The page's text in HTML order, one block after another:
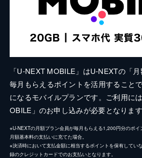
「U-NEXT MOBILE」はU-NEXTの「
毎月もらえるポイントを活用すること
になるモバイルプランです。ご利用に
OBILE」のお申し込みが必要となります
※U-NEXTの月額プラン会員が毎月もらえる1,200円分のポ
月額基本料の支払いに充てた場合。
※決済時において支払金額に相当するポイントを保有してい
録のクレジットカードでのお支払いとなります。